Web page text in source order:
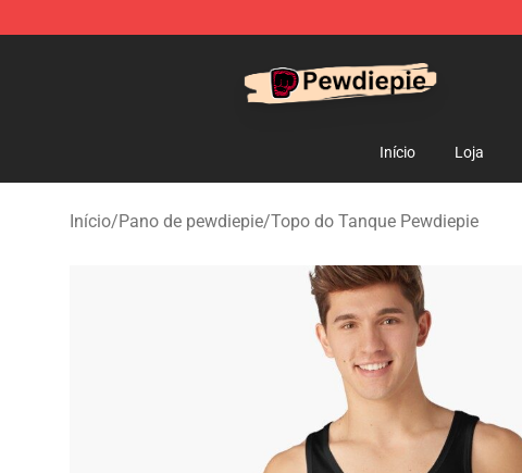
Início Loja
Início/Pano de pewdiepie/Topo do Tanque Pewdiepie